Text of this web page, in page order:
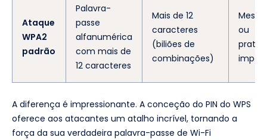
Ataque
WPA2
padrão
Palavra-
passe
alfanumérica
com mais de
12 caracteres
Mais de 12
caracteres
(biliões de
combinações)
ou
A diferença é impressionante. A conceção do PIN do WPS
oferece aos atacantes um atalho incrível, tornando a
força da sua verdadeira palavra-passe de Wi-Fi